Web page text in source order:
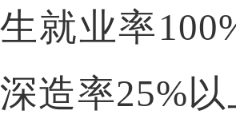
生就业率
深造率25%